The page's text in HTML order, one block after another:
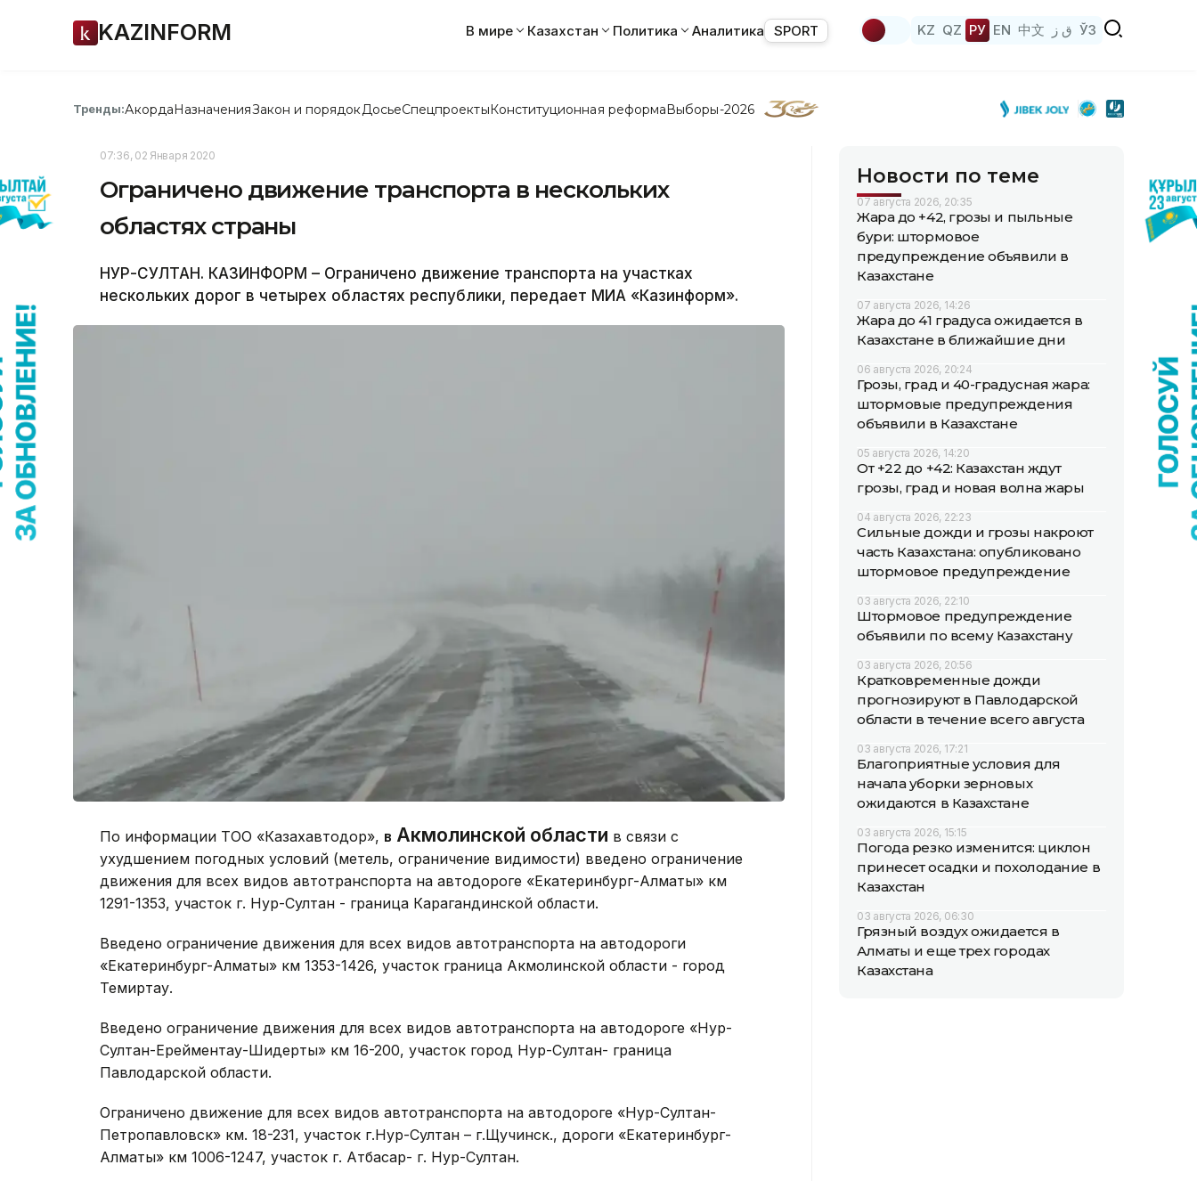
KAZINFORM В мире Казахстан Политика Аналитика SPORT KZ QZ РУ EN 中文 ق ز ЎЗ
Тренды:АкордаНазначенияЗакон и порядок ДосьеСпецпроектыКонституционная реформаВыборы-2026
07:36, 02 Января 2020
Ограничено движение транспорта в нескольких
областях страны
НУР-СУЛТАН. КАЗИНФОРМ – Ограничено движение транспорта на участках
нескольких дорог в четырех областях республики, передает МИА «Казинформ».
По информации ТОО «Казахавтодор», в Акмолинской области в связи с
ухудшением погодных условий (метель, ограничение видимости) введено ограничение
движения для всех видов автотранспорта на автодороге «Екатеринбург-Алматы» км
1291-1353, участок г. Нур-Султан - граница Карагандинской области.
Введено ограничение движения для всех видов автотранспорта на автодороги
«Екатеринбург-Алматы» км 1353-1426, участок граница Акмолинской области - город
Темиртау.
Введено ограничение движения для всех видов автотранспорта на автодороге «Нур-
Султан-Ерейментау-Шидерты» км 16-200, участок город Нур-Султан- граница
Павлодарской области.
Ограничено движение для всех видов автотранспорта на автодороге «Нур-Султан-
Петропавловск» км. 18-231, участок г.Нур-Султан – г.Щучинск., дороги «Екатеринбург-
Алматы» км 1006-1247, участок г. Атбасар- г. Нур-Султан.
Новости по теме
07 августа 2026, 20:35
Жара до +42, грозы и пыльные
бури: штормовое
предупреждение объявили в
Казахстане
07 августа 2026, 14:26
Жара до 41 градуса ожидается в
Казахстане в ближайшие дни
06 августа 2026, 20:24
Грозы, град и 40-градусная жара:
штормовые предупреждения
объявили в Казахстане
05 августа 2026, 14:20
От +22 до +42: Казахстан ждут
грозы, град и новая волна жары
04 августа 2026, 22:23
Сильные дожди и грозы накроют
часть Казахстана: опубликовано
штормовое предупреждение
03 августа 2026, 22:10
Штормовое предупреждение
объявили по всему Казахстану
03 августа 2026, 20:56
Кратковременные дожди
прогнозируют в Павлодарской
области в течение всего августа
03 августа 2026, 17:21
Благоприятные условия для
начала уборки зерновых
ожидаются в Казахстане
03 августа 2026, 15:15
Погода резко изменится: циклон
принесет осадки и похолодание в
Казахстан
03 августа 2026, 06:30
Грязный воздух ожидается в
Алматы и еще трех городах
Казахстана